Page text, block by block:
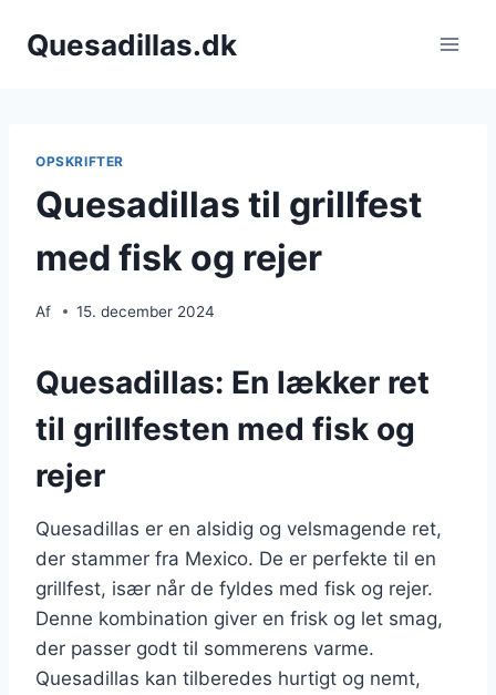
Quesadillas.dk
OPSKRIFTER
Quesadillas til grillfest
med fisk og rejer
Af 15. december 2024
Quesadillas: En lækker ret
til grillfesten med fisk og
rejer
Quesadillas er en alsidig og velsmagende ret,
der stammer fra Mexico. De er perfekte til en
grillfest, især når de fyldes med fisk og rejer.
Denne kombination giver en frisk og let smag,
der passer godt til sommerens varme.
Quesadillas kan tilberedes hurtigt og nemt,